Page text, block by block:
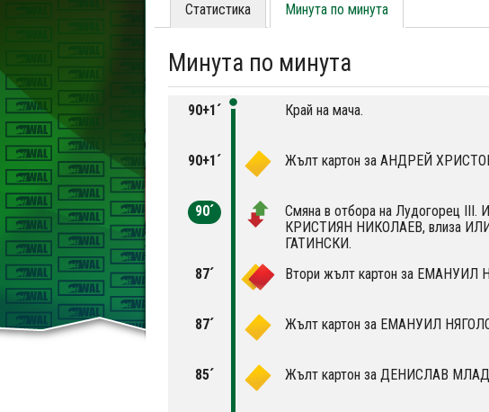
Статистика Минута по минута
Минута по минута
90+1´ Край на мача.
90+1´ Жълт картон за АНДРЕЙ
90´
Смяна в отбора на Лудогорец III.
КРИСТИЯН НИКОЛАЕВ, влиза
ГАТИНСКИ.
87´
Втори жълт картон за ЕМАНУИЛ
87´ Жълт картон за ЕМАНУИЛ
85´ Жълт картон за ДЕНИСЛАВ